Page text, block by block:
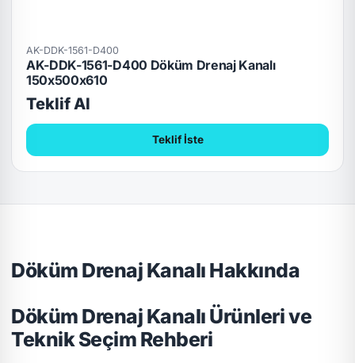
AK-DDK-1561-D400
AK-DDK-1561-D400 Döküm Drenaj Kanalı
150x500x610
Teklif Al
Teklif İste
Döküm Drenaj Kanalı Hakkında
Döküm Drenaj Kanalı Ürünleri ve
Teknik Seçim Rehberi